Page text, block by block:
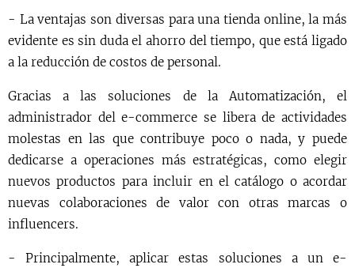
- La ventajas son diversas para una tienda online, la más
evidente es sin duda el ahorro del tiempo, que está ligado
a la reducción de costos de personal.
Gracias a las soluciones de la Automatización, el
administrador del e-commerce se libera de actividades
molestas en las que contribuye poco o nada, y puede
dedicarse a operaciones más estratégicas, como elegir
nuevos productos para incluir en el catálogo o acordar
nuevas colaboraciones de valor con otras marcas o
influencers.
- Principalmente, aplicar estas soluciones a un e-